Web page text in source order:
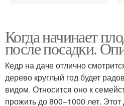
Когда начинает
после посадки.
Кедр на даче отлично
дерево круглый год будет
видом. Относится оно к
прожить до 800–1000 лет.